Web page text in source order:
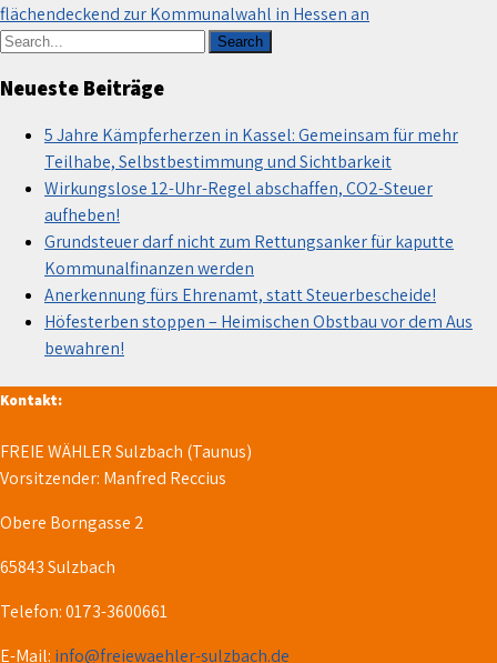
flächendeckend zur Kommunalwahl in Hessen an
Neueste Beiträge
5 Jahre Kämpferherzen in Kassel: Gemeinsam für mehr
Teilhabe, Selbstbestimmung und Sichtbarkeit
Wirkungslose 12-Uhr-Regel abschaffen, CO2-Steuer
aufheben!
Grundsteuer darf nicht zum Rettungsanker für kaputte
Kommunalfinanzen werden
Anerkennung fürs Ehrenamt, statt Steuerbescheide!
Höfesterben stoppen – Heimischen Obstbau vor dem Aus
bewahren!
Kontakt:
FREIE WÄHLER Sulzbach (Taunus)
Vorsitzender: Manfred Reccius
Obere Borngasse 2
65843 Sulzbach
Telefon: 0173-3600661
E-Mail: info@freiewaehler-sulzbach.de